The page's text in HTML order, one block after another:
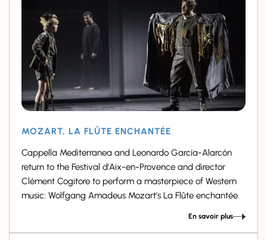
MOZART, LA FLÛTE ENCHANTÉE
Cappella Mediterranea and Leonardo García-Alarcón
return to the Festival d'Aix-en-Provence and director
Clément Cogitore to perform a masterpiece of Western
music: Wolfgang Amadeus Mozart’s La Flûte enchantée.
En savoir plus